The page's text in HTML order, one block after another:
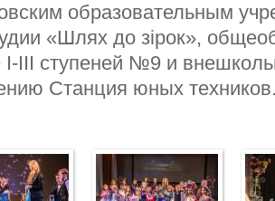
образовательным
«Шлях до зірок»,
III ступеней №9 и
Станция юных